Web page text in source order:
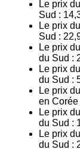
Le prix
Sud :
Le prix
Sud :
Le prix
du Sud :
Le prix
du Sud :
Le prix
en Corée
Le prix
du Sud :
Le prix
du Sud :